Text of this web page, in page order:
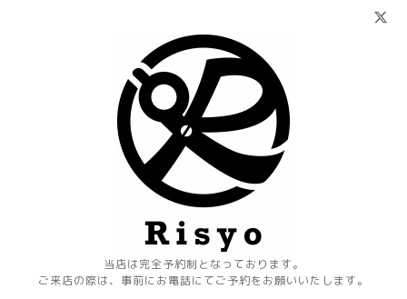
当店は完全予約制となっております。
ご来店の際は、事前にお電話にてご予約をお願いいたします。